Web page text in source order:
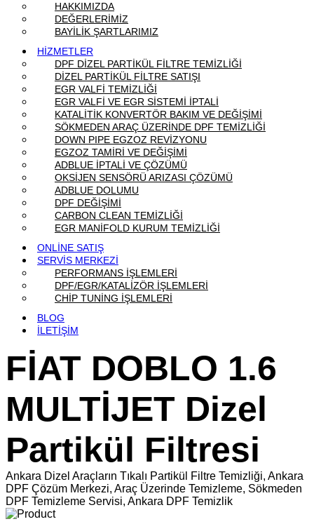
HAKKIMIZDA
DEĞERLERİMİZ
BAYİLİK ŞARTLARIMIZ
HİZMETLER
DPF DİZEL PARTİKÜL FİLTRE TEMİZLİĞİ
DİZEL PARTİKÜL FİLTRE SATIŞI
EGR VALFİ TEMİZLİĞİ
EGR VALFİ VE EGR SİSTEMİ İPTALİ
KATALİTİK KONVERTÖR BAKIM VE DEĞİŞİMİ
SÖKMEDEN ARAÇ ÜZERİNDE DPF TEMİZLİĞİ
DOWN PIPE EGZOZ REVİZYONU
EGZOZ TAMİRİ VE DEĞİŞİMİ
ADBLUE İPTALİ VE ÇÖZÜMÜ
OKSİJEN SENSÖRÜ ARIZASI ÇÖZÜMÜ
ADBLUE DOLUMU
DPF DEĞİŞİMİ
CARBON CLEAN TEMİZLİĞİ
EGR MANİFOLD KURUM TEMİZLİĞİ
ONLİNE SATIŞ
SERVİS MERKEZİ
PERFORMANS İŞLEMLERİ
DPF/EGR/KATALİZÖR İŞLEMLERİ
CHİP TUNİNG İŞLEMLERİ
BLOG
İLETİŞİM
FİAT DOBLO 1.6
MULTİJET Dizel
Partikül Filtresi
Ankara Dizel Araçların Tıkalı Partikül Filtre Temizliği, Ankara
DPF Çözüm Merkezi, Araç Üzerinde Temizleme, Sökmeden
DPF Temizleme Servisi, Ankara DPF Temizlik